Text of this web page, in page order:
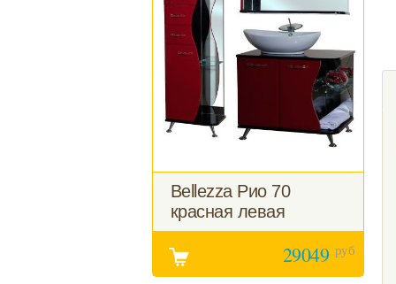
Bellezza Рио 70
красная левая
29049 руб